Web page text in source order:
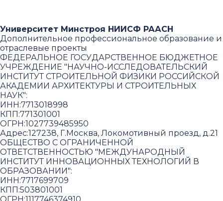
Университет Минстроя НИИСФ РААСН
Дополнительное профессиональное образование и
отраслевые проекты
ФЕДЕРАЛЬНОЕ ГОСУДАРСТВЕННОЕ БЮДЖЕТНОЕ
УЧРЕЖДЕНИЕ "НАУЧНО-ИССЛЕДОВАТЕЛЬСКИЙ
ИНСТИТУТ СТРОИТЕЛЬНОЙ ФИЗИКИ РОССИЙСКОЙ
АКАДЕМИИ АРХИТЕКТУРЫ И СТРОИТЕЛЬНЫХ
НАУК":
ИНН:7713018998
КПП:771301001
ОГРН:1027739485950
Адрес:127238, Г.Москва, Локомотивный проезд, д.21
ОБЩЕСТВО С ОГРАНИЧЕННОЙ
ОТВЕТСТВЕННОСТЬЮ "МЕЖДУНАРОДНЫЙ
ИНСТИТУТ ИННОВАЦИОННЫХ ТЕХНОЛОГИЙ В
ОБРАЗОВАНИИ":
ИНН:7717699709
КПП:503801001